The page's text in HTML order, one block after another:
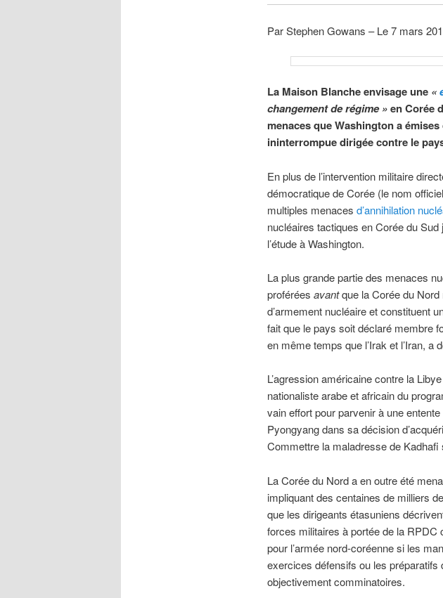
Par Stephen Gowans – Le 7 mars
La Maison Blanche envisage une «
changement de régime »en Corée
menaces que Washington a
ininterrompue dirigée contre le
En plus de l’intervention militaire
démocratique de Corée (le nom
multiples menaces d’annihilation
nucléaires tactiques en Corée du Sud
l’étude à Washington.
La plus grande partie des menaces
proférées avantque la Corée du Nord
d’armement nucléaire et constituent
fait que le pays soit déclaré membre
en même temps que l’Irak et l’Iran, a
L’agression américaine contre la
nationaliste arabe et africain du
vain effort pour parvenir à une
Pyongyang dans sa décision
Commettre la maladresse de Kadhafi
La Corée du Nord a en outre été
impliquant des centaines de milliers
que les dirigeants étasuniens
forces militaires à portée de la RPDC
pour l’armée nord-coréenne si les
exercices défensifs ou les préparatifs
objectivement comminatoires.